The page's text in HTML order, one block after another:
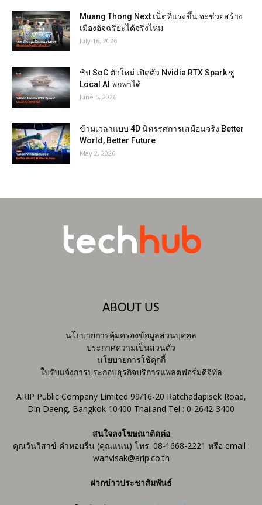
Muang Thong Next เน็ตที่แรงขึ้น จะช่วยสร้าง
เมืองอัจฉริยะได้จริงไหม
July 16, 2026
ชิป SoC ตัวใหม่ เปิดตัว Nvidia RTX Spark ชู
Local AI พกพาได้
June 5, 2026
ข้ามเวลาแบบ 4D นิทรรศการเสมือนจริง Better
World, Better Future
May 2, 2026
ABOUT US
นโยบายการคุ้มครองข้อมูลส่วนบุคคล
ประกาศความเป็นส่วนตัว
นโยบายการใช้คุกกี้
ใบรับแจ้งการประกอบธุรกิจบริการแพลตฟอร์มดิจิทัล
ARIP Public Company Limited 99/16-20 Ratchadapisek Road,
Din Daeng, Bangkok 10400 Thailand Tel : 0-2642-3400
สนใจลงโฆษณาติดต่อ
คุณวันวิสาข์ คำหอมรื่น (คุณแนน) โทร. 08-1668-2221 หรือ email :
wanvisak@arip.co.th
ฝากข่าวประชาสัมพันธ์